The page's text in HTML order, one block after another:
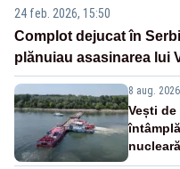
24 feb. 2026, 15:50
Complot dejucat în
plănuiau asasinarea lui
8 aug.
Vești de